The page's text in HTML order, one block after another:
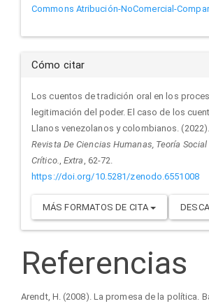
Commons Atribución-NoComercial-
Cómo citar
Los cuentos de tradición oral en los
legitimación del poder. El caso de los
Llanos venezolanos y colombianos.
Revista De Ciencias Humanas, Teoría
Crítico.,Extra, 62-72.
https://doi.org/10.5281/zenodo.6551008
MÁS FORMATOS DE CITA
Referencias
Arendt, H. (2008). La promesa de la política.